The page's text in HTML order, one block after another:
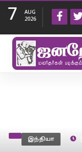
7
AUG
2026
இந்தியா